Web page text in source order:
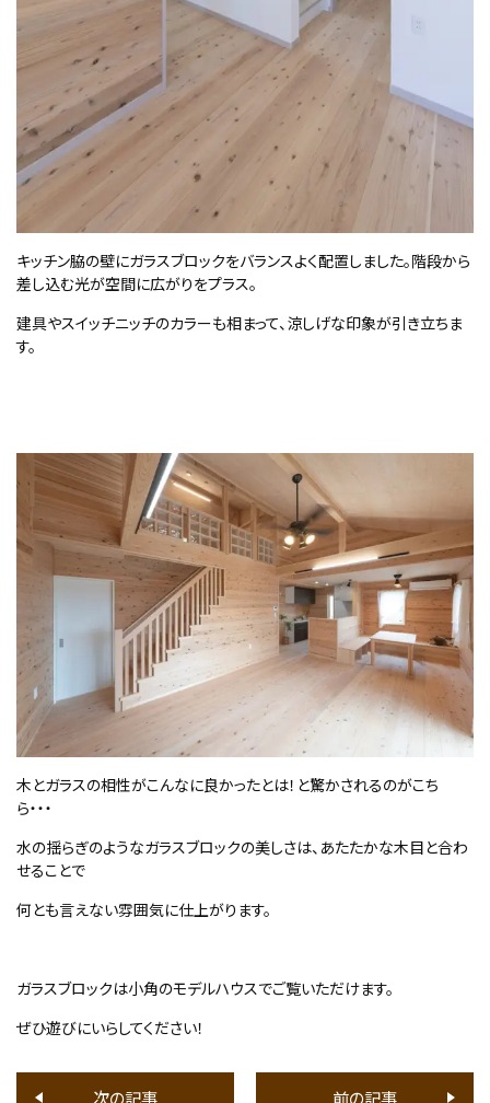
キッチン脇の壁にガラスブロックをバランスよく配置しました。階段から
差し込む光が空間に広がりをプラス。
建具やスイッチニッチのカラーも相まって、涼しげな印象が引き立ちま
す。
木とガラスの相性がこんなに良かったとは！と驚かされるのがこち
ら・・・
水の揺らぎのようなガラスブロックの美しさは、あたたかな木目と合わ
せることで
何とも言えない雰囲気に仕上がります。
ガラスブロックは小角のモデルハウスでご覧いただけます。
ぜひ遊びにいらしてください！
次の記事 前の記事